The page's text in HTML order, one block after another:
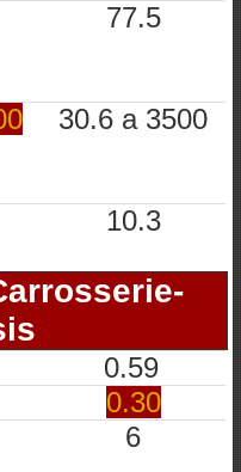
77.5
30.6 a 3500
10.3
0.59
0.30
6